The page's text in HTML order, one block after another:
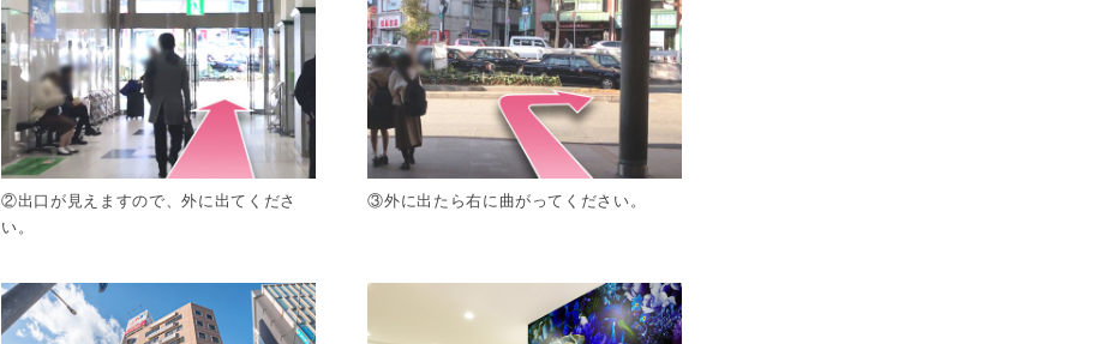
②出口が見えますので、外に出てくださ
い。
③外に出たら右に曲がってください。